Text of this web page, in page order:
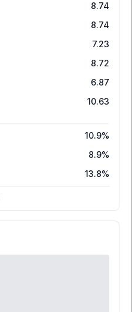
8.74
8.74
7.23
8.72
6.87
10.63
10.9%
8.9%
13.8%